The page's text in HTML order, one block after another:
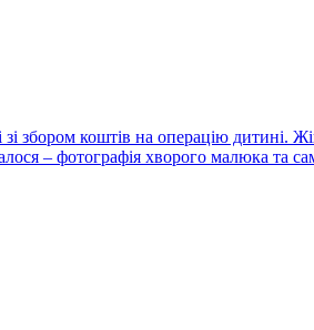
збором коштів на операцію
– фотографія хворого малюка та